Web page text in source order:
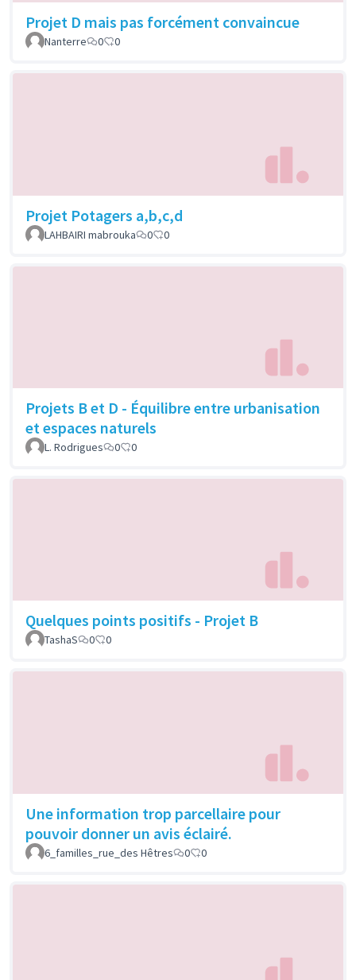
Projet D mais pas forcément convaincue
Nanterre 0 0
Projet Potagers a,b,c,d
LAHBAIRI mabrouka 0 0
Projets B et D - Équilibre entre urbanisation
et espaces naturels
L. Rodrigues 0 0
Quelques points positifs - Projet B
TashaS 0 0
Une information trop parcellaire pour
pouvoir donner un avis éclairé.
6_familles_rue_des Hêtres 0 0